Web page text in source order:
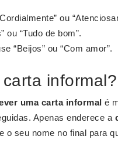
ou
“Tudo de bom”.
“Beijos” ou “Com amor”.
informal?
uma carta informal é
Apenas enderece a
seu nome no final para